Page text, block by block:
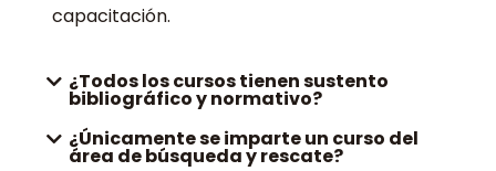
capacitación.
¿Todos los cursos tienen sustento
bibliográfico y normativo?
¿Únicamente se imparte un curso del
área de búsqueda y rescate?